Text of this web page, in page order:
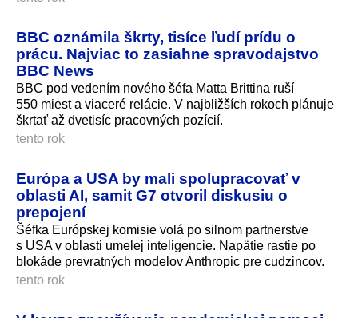
BBC oznámila škrty, tisíce ľudí prídu o
prácu. Najviac to zasiahne spravodajstvo
BBC News
BBC pod vedením nového šéfa Matta Brittina ruší
550 miest a viaceré relácie. V najbližších rokoch plánuje
škrtať až dvetisíc pracovných pozícií.
tento rok
Európa a USA by mali spolupracovať v
oblasti AI, samit G7 otvoril diskusiu o
prepojení
Šéfka Európskej komisie volá po silnom partnerstve
s USA v oblasti umelej inteligencie. Napätie rastie po
blokáde prevratných modelov Anthropic pre cudzincov.
tento rok